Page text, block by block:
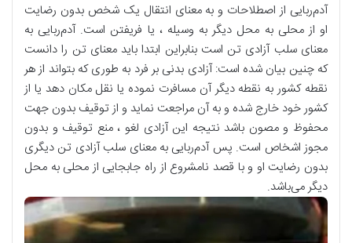
آدم‌ربایی از اصطلاحات و به معنای انتقال یک شخص بدون رضایت
او از محلی به محل دیگر به وسیله ، یا فریفتن است. آدم‌ربایی به
معنای سلب آزادی تن است بنابراین ابتدا باید معنای تن را دانست
که چنین بیان شده است: آزادی بدنی بر فرد به طوری که بتواند از هر
نقطه کشور به نقطه دیگر آن مسافرت نموده یا نقل مکان دهد یا از
کشور خود خارج شده و به آن مراجعت نماید و از توقیف بدون جهت
محفوظ و مصون باشد نتیجه این آزادی لغو ، منع توقیف و بدون
مجوز اشخاص است. پس آدم‌ربایی به معنای سلب آزادی تن دیگری
بدون رضایت او و با قصد نامشروع از راه جابجایی از محلی به محل
دیگر می‌باشد.